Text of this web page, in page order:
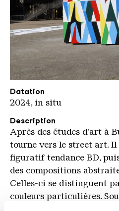
Kitra NEU KHV kompr
Copyright: Karl Heinrich
Datation
2024, in situ
Description
Après des études d’art à
tourne vers le street art. Il
figuratif tendance BD,
des compositions
Celles-ci se distinguent
couleurs particulières.